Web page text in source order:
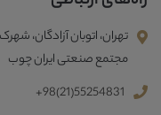
مجتمع صنعتی ایران چوب
+98(21)55254831